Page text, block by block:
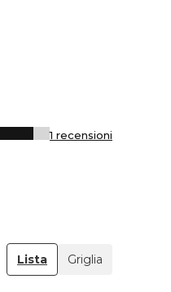
1 recensioni
Lista Griglia